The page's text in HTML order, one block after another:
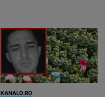
KANALD.RO